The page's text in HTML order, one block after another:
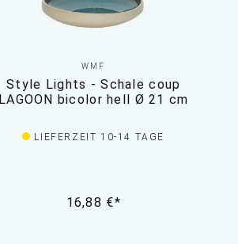
WMF
Style Lights - Schale coup
LAGOON bicolor hell Ø 21 cm
LIEFERZEIT 10-14 TAGE
16,88 €*